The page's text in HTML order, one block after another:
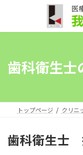
ン
ー
歯科衛生士
トップページ クリニ
歯科衛生士